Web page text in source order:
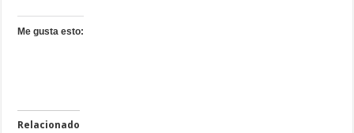
Me gusta esto:
Relacionado